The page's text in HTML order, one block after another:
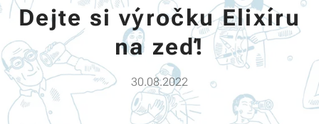
Dejte si výročku Elixíru
na zeď!
30.08.2022